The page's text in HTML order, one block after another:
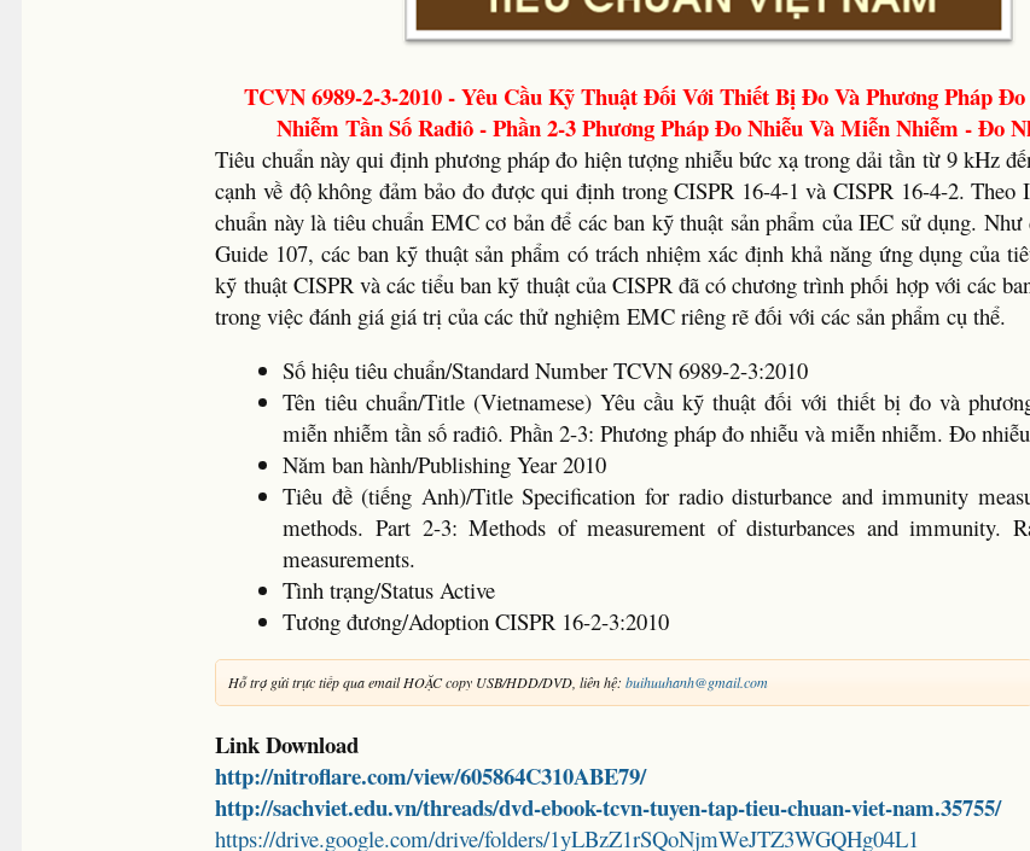
TCVN 6989-2-3-2010 - Yêu Cầu Kỹ Thuật Đối Với Thiết Bị Đo Và Phương Pháp
Nhiễm Tần Số Rađiô - Phần 2-3 Phương Pháp Đo Nhiễu Và Miễn Nhiễm - Đo
Tiêu chuẩn này qui định phương pháp đo hiện tượng nhiễu bức xạ trong dải tần từ 9 kHz
cạnh về độ không đảm bảo đo được qui định trong CISPR 16-4-1 và CISPR 16-4-2. Theo
chuẩn này là tiêu chuẩn EMC cơ bản để các ban kỹ thuật sản phẩm của IEC sử dụng.
Guide 107, các ban kỹ thuật sản phẩm có trách nhiệm xác định khả năng ứng dụng của
kỹ thuật CISPR và các tiểu ban kỹ thuật của CISPR đã có chương trình phối hợp với các
trong việc đánh giá giá trị của các thử nghiệm EMC riêng rẽ đối với các sản phẩm cụ thể.
Số hiệu tiêu chuẩn/Standard Number TCVN 6989-2-3:2010
Tên tiêu chuẩn/Title (Vietnamese) Yêu cầu kỹ thuật đối với thiết bị đo và
miễn nhiễm tần số rađiô. Phần 2-3: Phương pháp đo nhiễu và miễn nhiễm. Đo
Năm ban hành/Publishing Year 2010
Tiêu đề (tiếng Anh)/Title Specification for radio disturbance and immunity
methods. Part 2-3: Methods of measurement of disturbances and immunity.
measurements.
Tình trạng/Status Active
Tương đương/Adoption CISPR 16-2-3:2010
Hỗ trợ gửi trực tiếp qua email HOẶC copy USB/HDD/DVD, liên hệ:buihuuhanh@gmail.com
Link Download
http://nitroflare.com/view/605864C310ABE79/
http://sachviet.edu.vn/threads/dvd-ebook-tcvn-tuyen-tap-tieu-chuan-viet-nam.35755/
https://drive.google.com/drive/folders/1yLBzZ1rSQoNjmWeJTZ3WGQHg04L1